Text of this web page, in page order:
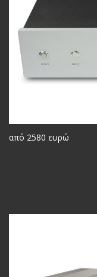
από 2580 ευρώ